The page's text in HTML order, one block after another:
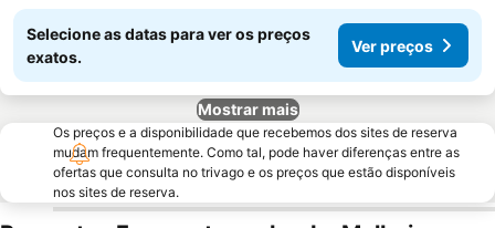
Selecione as datas para ver os preços
exatos.
Ver preços
Mostrar mais
Os preços e a disponibilidade que recebemos dos sites de reserva
mudam frequentemente. Como tal, pode haver diferenças entre as
ofertas que consulta no trivago e os preços que estão disponíveis
nos sites de reserva.